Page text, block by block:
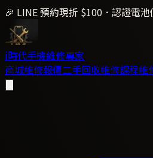
🎉 LINE 預約現折 $100．認證電
i時代手機維修專家
商城維修報價二手回收維修課程維